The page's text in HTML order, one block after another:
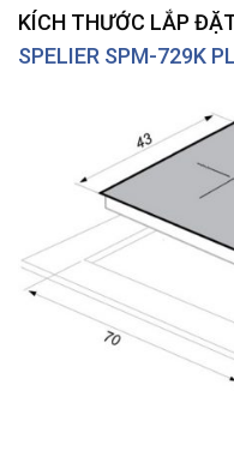
KÍCH THƯỚC LẮP
SPELIER SPM-729K